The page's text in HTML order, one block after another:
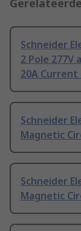
Schneider
2 Pole 277V
20A Current
Schneider
Magnetic
Schneider
Magnetic